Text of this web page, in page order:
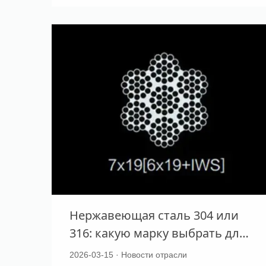
Нержавеющая сталь 304 или
316: какую марку выбрать для
троса, крепежа и
2026-03-15 · Новости отрасли